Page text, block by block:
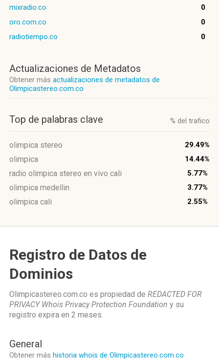
mixradio.co
0
oro.com.co
0
radiotiempo.co
0
Actualizaciones de Metadatos
Obtener más actualizaciones de metadatos de
Olimpicastereo.com.co
Top de palabras clave % del trafico
olimpica stereo 29.49%
olimpica 14.44%
radio olimpica stereo en vivo cali 5.77%
olimpica medellin 3.77%
olimpica cali 2.55%
Registro de Datos de
Dominios
Olimpicastereo.com.co es propiedad de REDACTED FOR
PRIVACY Whois Privacy Protection Foundation y su
registro expira en 2 meses.
General
Obtener más historia whois de Olimpicastereo.com.co